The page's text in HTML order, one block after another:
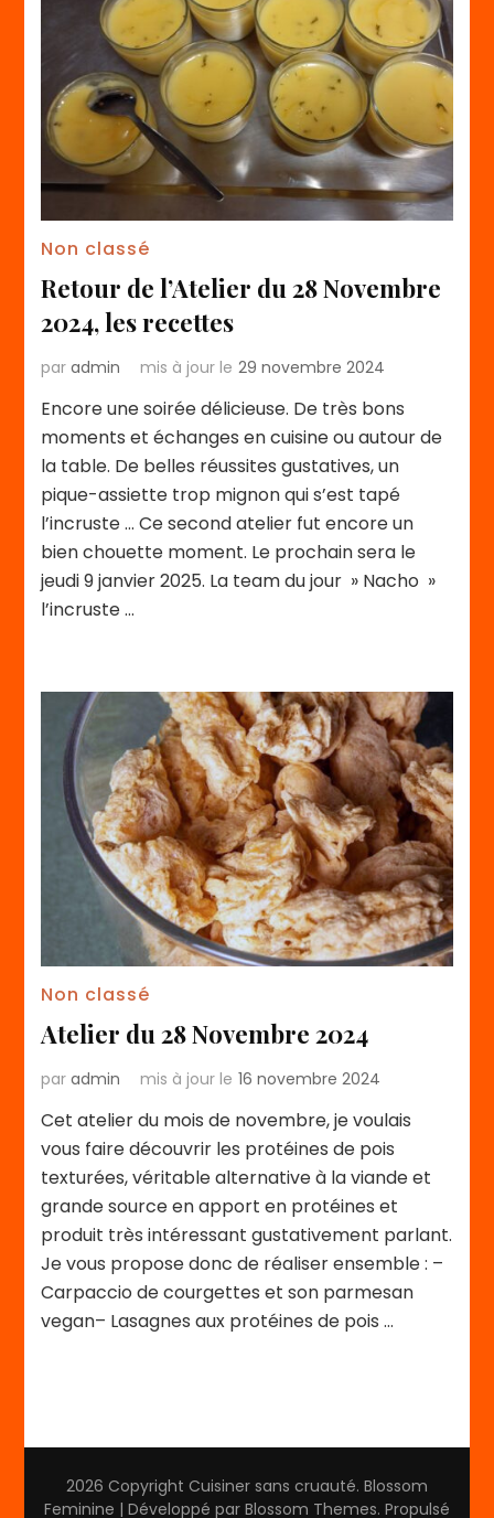
Non classé
Retour de l’Atelier du 28 Novembre
2024, les recettes
paradmin mis à jour le 29 novembre 2024
Encore une soirée délicieuse. De très bons
moments et échanges en cuisine ou autour de
la table. De belles réussites gustatives, un
pique-assiette trop mignon qui s’est tapé
l’incruste … Ce second atelier fut encore un
bien chouette moment. Le prochain sera le
jeudi 9 janvier 2025. La team du jour » Nacho »
l’incruste …
Non classé
Atelier du 28 Novembre 2024
paradmin mis à jour le 16 novembre 2024
Cet atelier du mois de novembre, je voulais
vous faire découvrir les protéines de pois
texturées, véritable alternative à la viande et
grande source en apport en protéines et
produit très intéressant gustativement parlant.
Je vous propose donc de réaliser ensemble : –
Carpaccio de courgettes et son parmesan
vegan– Lasagnes aux protéines de pois …
2026 Copyright Cuisiner sans cruauté. Blossom
Feminine | Développé par Blossom Themes. Propulsé